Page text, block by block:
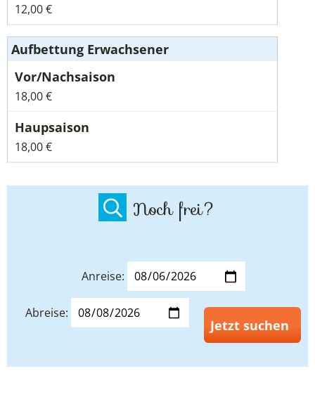
12,00 €
Aufbettung Erwachsener
18,00 €
18,00 €
Noch frei?
Anreise:
Abreise:
Jetzt suchen